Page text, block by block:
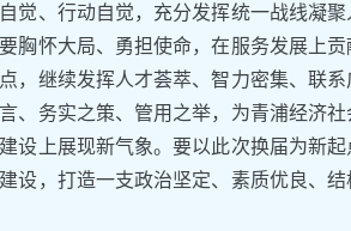
觉、行动自觉，充分发挥统一战线凝
胸怀大局、勇担使命，在服务发展上
，继续发挥人才荟萃、智力密集、联
、务实之策、管用之举，为青浦经济
设上展现新气象。要以此次换届为新
设，打造一支政治坚定、素质优良、